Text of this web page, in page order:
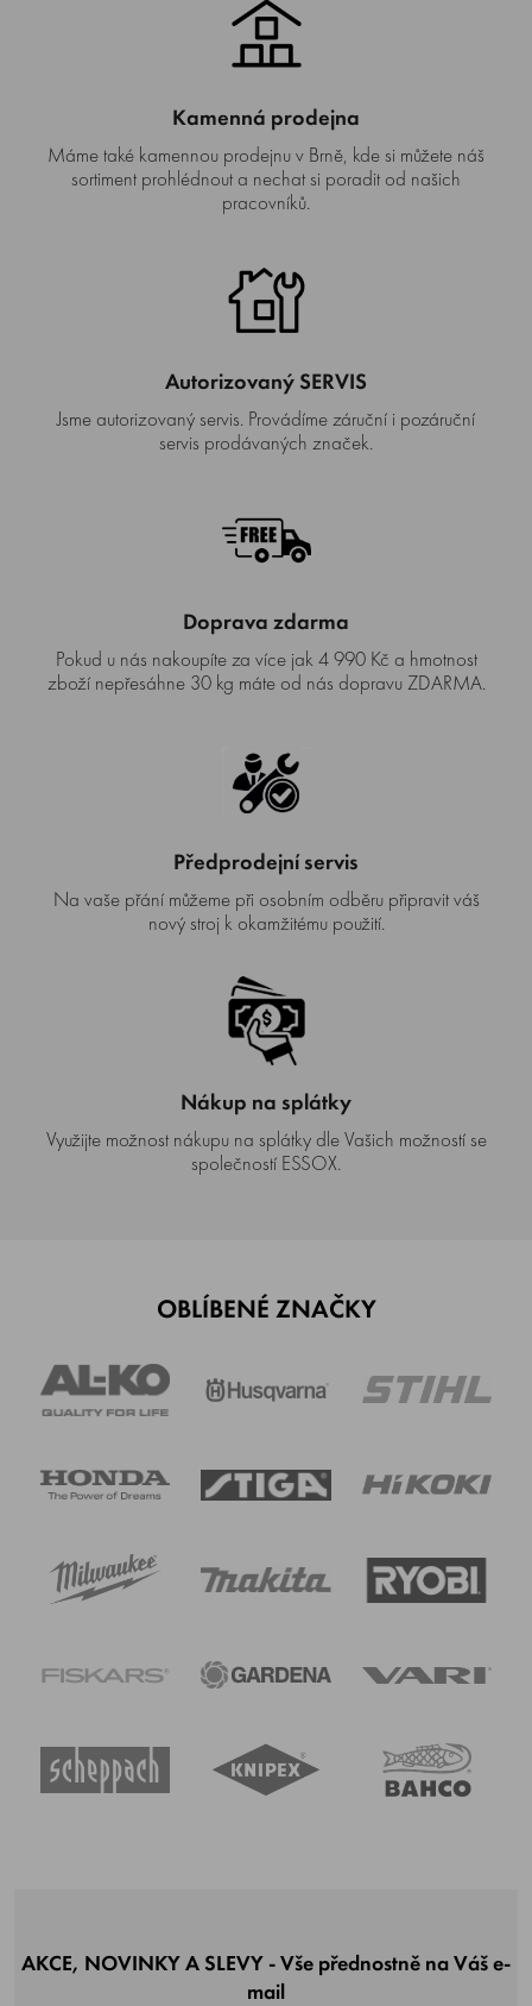
Kamenná prodejna
Máme také kamennou prodejnu v Brně, kde si můžete náš
sortiment prohlédnout a nechat si poradit od našich
pracovníků.
Autorizovaný SERVIS
Jsme autorizovaný servis. Provádíme záruční i pozáruční
servis prodávaných značek.
Doprava zdarma
Pokud u nás nakoupíte za více jak 4 990 Kč a hmotnost
zboží nepřesáhne 30 kg máte od nás dopravu ZDARMA.
Předprodejní servis
Na vaše přání můžeme při osobním odběru připravit váš
nový stroj k okamžitému použití.
Nákup na splátky
Využijte možnost nákupu na splátky dle Vašich možností se
společností ESSOX.
OBLÍBENÉ ZNAČKY
AKCE, NOVINKY A SLEVY - Vše přednostně na Váš e-
mail